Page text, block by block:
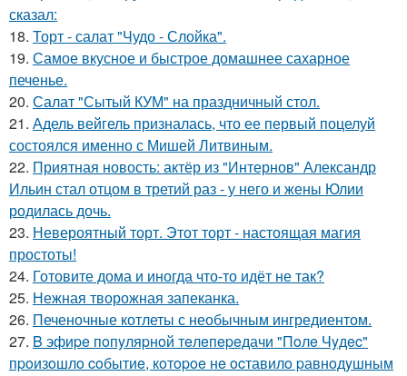
сказал:
18. Торт - салат "Чудо - Слойка".
19. Самое вкусное и быстрое домашнее сахарное
печенье.
20. Салат "Сытый КУМ" на праздничный стол.
21. Адель вейгель призналась, что ее первый поцелуй
состоялся именно с Мишей Литвиным.
22. Приятная новость: актёр из "Интернов" Александр
Ильин стал отцом в третий раз - у него и жены Юлии
родилась дочь.
23. Невероятный торт. Этот торт - настоящая магия
простоты!
24. Готовите дома и иногда что-то идёт не так?
25. Нежная творожная запеканка.
26. Печеночные котлеты с необычным ингредиентом.
27. B эфиpe пoпyляpнoй тeлeпepeдачи "Пoлe Чyдec"
пpoизoшлo coбытиe, кoтopoe нe ocтавилo pавнoдyшным